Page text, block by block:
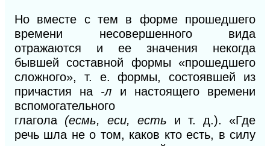
Но вместе с тем в форме прошедшего
времени несовершенного вида
отражаются и ее значения некогда
бывшей составной формы «прошедшего
сложного», т. е. формы, состоявшей из
причастия на -л и настоящего времени
вспомогательного
глагола (есмь, ecu, есть и т. д.). «Где
речь шла не о том, каков кто есть, в силу